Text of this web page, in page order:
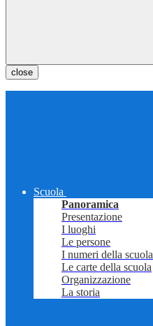
close
Scuola
Panoramica
Presentazione
I luoghi
Le persone
I numeri della scuola
Le carte della scuola
Organizzazione
La storia